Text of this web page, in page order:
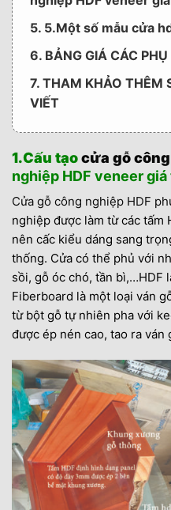
5. 5.Một số mẫu cửa
6. BẢNG GIÁ CÁC
7. THAM KHẢO THÊM
VIẾT
1.Cấu tạocửa gỗ
nghiệp HDF veneer
Cửa gỗ công nghiệp HDF
nghiệp được làm từ các tấm
nên cấc kiểu dáng sang
thống. Cửa có thể phủ với
sồi, gỗ óc chó, tần bì,…HDF
Fiberboard là một loại ván
từ bột gỗ tự nhiên pha với
được ép nén cao, tao ra ván